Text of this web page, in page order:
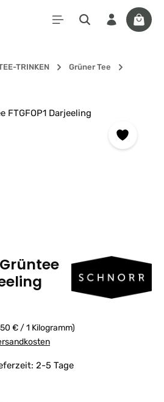
TRINKEN
Grüner Tee
€ / 1 Kilogramm)
2-5 Tage